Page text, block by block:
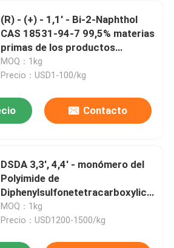
(R) - (+) - 1,1' - Bi-2-Naphthol
CAS 18531-94-7 99,5% materias
primas de los productos
farmacéuticos
MOQ：1kg
Precio：USD1-100/kg
Contacto
DSDA 3,3', 4,4' - monómero del
Polyimide de
Diphenylsulfonetetracarboxylic
Dianhydride CAS 2540-99-0
MOQ：1kg
Precio：USD1200-1500/kg